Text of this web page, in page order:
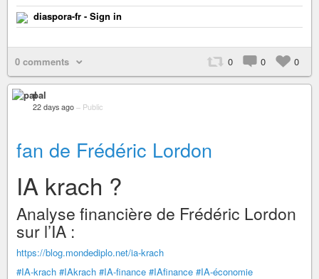
diaspora-fr - Sign in
0 comments 0 0 0
pal
22 days ago – Public
fan de Frédéric Lordon
IA krach ?
Analyse financière de Frédéric Lordon
sur l’IA :
https://blog.mondediplo.net/ia-krach
#IA-krach #IAkrach #IA-finance #IAfinance #IA-économie